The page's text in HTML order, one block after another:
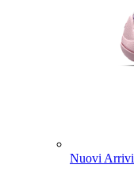
Nuovi Arrivi